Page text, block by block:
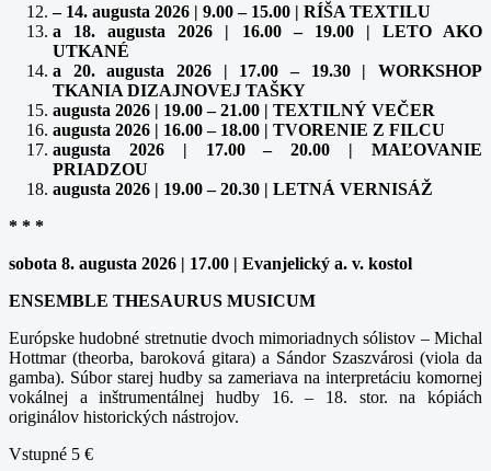
– 14. augusta 2026 | 9.00 – 15.00 | RÍŠA TEXTILU
a 18. augusta 2026 | 16.00 – 19.00 | LETO AKO
UTKANÉ
a 20. augusta 2026 | 17.00 – 19.30 | WORKSHOP
TKANIA DIZAJNOVEJ TAŠKY
augusta 2026 | 19.00 – 21.00 | TEXTILNÝ VEČER
augusta 2026 | 16.00 – 18.00 | TVORENIE Z FILCU
augusta 2026 | 17.00 – 20.00 | MAĽOVANIE
PRIADZOU
augusta 2026 | 19.00 – 20.30 | LETNÁ VERNISÁŽ
* * *
sobota 8. augusta 2026 | 17.00 | Evanjelický a. v. kostol
ENSEMBLE THESAURUS MUSICUM
Európske hudobné stretnutie dvoch mimoriadnych sólistov – Michal
Hottmar (theorba, baroková gitara) a Sándor Szaszvárosi (viola da
gamba). Súbor starej hudby sa zameriava na interpretáciu komornej
vokálnej a inštrumentálnej hudby 16. – 18. stor. na kópiách
originálov historických nástrojov.
Vstupné 5 €